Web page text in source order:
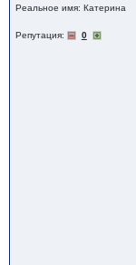
Реальное имя: Катерина
Репутация: 0